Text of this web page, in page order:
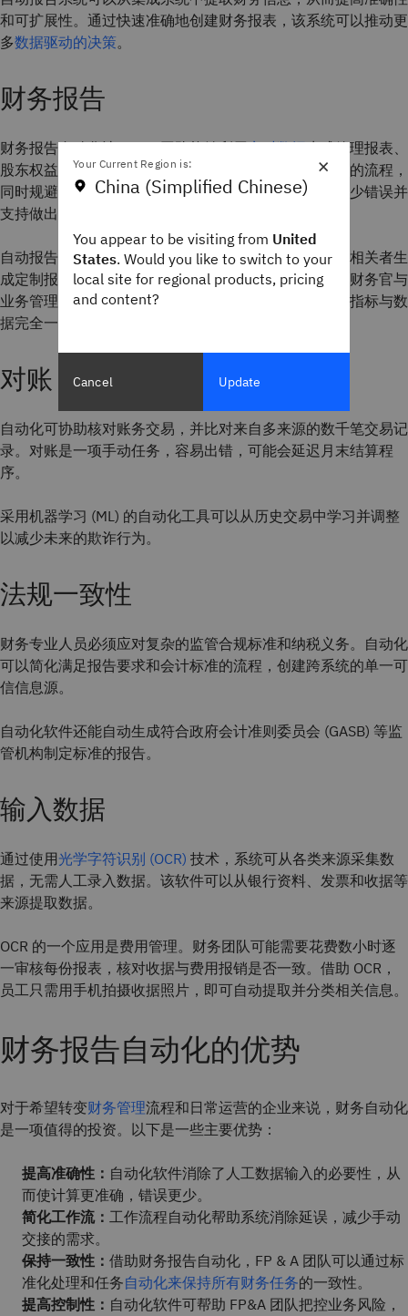
和可扩展性。通过快速准确地创建财务报表，该系统可以推动更
多数据驱动的决策。
财务报告
财务报告自动化让 FP&A 团队能够利用实时数据生成管理报表、
股东权益报表及费用报表。该策略省去了人工收集数据的流程，
同时规避了多数据源管理的复杂难题。自动化软件可减少错误并
支持做出更明智的决策。
自动报告软件还运用统一的格式和会计规则，并为利益相关者生
成定制报告。将所有数据统一归集至同一平台后，首席财务官与
业务管理者可围绕财务表现开展战略研讨，各方查看的指标与数
据完全一致。
对账
自动化可协助核对账务交易，并比对来自多来源的数千笔交易记
录。对账是一项手动任务，容易出错，可能会延迟月末结算程
序。
采用机器学习 (ML) 的自动化工具可以从历史交易中学习并调整
以减少未来的欺诈行为。
法规一致性
财务专业人员必须应对复杂的监管合规标准和纳税义务。自动化
可以简化满足报告要求和会计标准的流程，创建跨系统的单一可
信信息源。
自动化软件还能自动生成符合政府会计准则委员会 (GASB) 等监
管机构制定标准的报告。
输入数据
通过使用光学字符识别 (OCR) 技术，系统可从各类来源采集数
据，无需人工录入数据。该软件可以从银行资料、发票和收据等
来源提取数据。
OCR 的一个应用是费用管理。财务团队可能需要花费数小时逐
一审核每份报表，核对收据与费用报销是否一致。借助 OCR，
员工只需用手机拍摄收据照片，即可自动提取并分类相关信息。
财务报告自动化的优势
对于希望转变财务管理流程和日常运营的企业来说，财务自动化
是一项值得的投资。以下是一些主要优势：
提高准确性： 自动化软件消除了人工数据输入的必要性，从
而使计算更准确，错误更少。
简化工作流： 工作流程自动化帮助系统消除延误，减少手动
交接的需求。
保持一致性： 借助财务报告自动化，FP & A 团队可以通过标
准化处理和任务自动化来保持所有财务任务的一致性。
提高控制性： 自动化软件可帮助 FP&A 团队把控业务风险，
×
Your Current Region is:
China (Simplified Chinese)
You appear to be visiting from United
States. Would you like to switch to your
local site for regional products, pricing
and content?
Cancel Update